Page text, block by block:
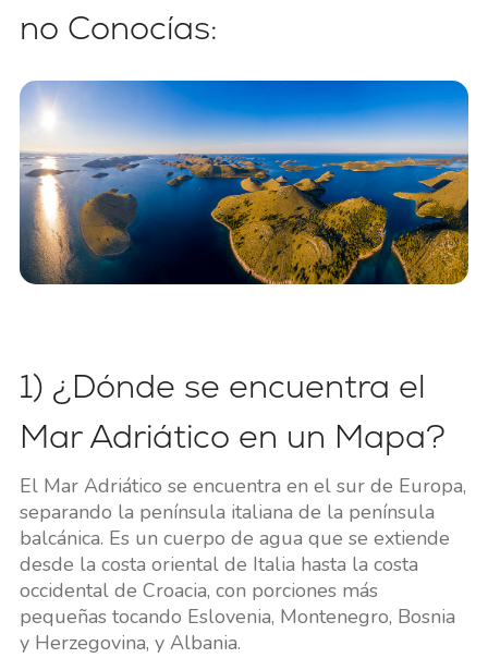
no Conocías:
1) ¿Dónde se encuentra el
Mar Adriático en un Mapa?
El Mar Adriático se encuentra en el sur de Europa,
separando la península italiana de la península
balcánica. Es un cuerpo de agua que se extiende
desde la costa oriental de Italia hasta la costa
occidental de Croacia, con porciones más
pequeñas tocando Eslovenia, Montenegro, Bosnia
y Herzegovina, y Albania.